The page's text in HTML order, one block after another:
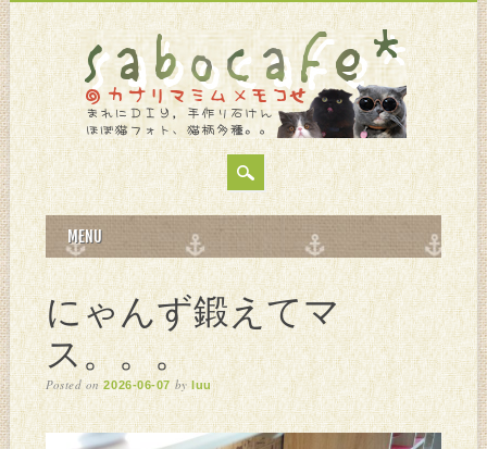
MAIN MENU
to
content
MENU
にゃんず鍛えてマ
ス。。。
Posted on2026-06-07 byluu